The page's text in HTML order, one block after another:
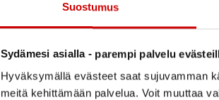
Suostumus
Sydämesi asialla - parempi palvelu
Hyväksymällä evästeet saat sujuvamman
meitä kehittämään palvelua. Voit muuttaa
Alla uuden puheenjohtajan
joukkoon sekä onnea ja
Hei,